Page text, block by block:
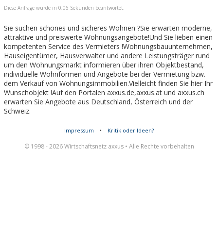
Diese Anfrage wurde in 0,06 Sekunden beantwortet.
Sie suchen schönes und sicheres Wohnen ?Sie erwarten moderne,
attraktive und preiswerte Wohnungsangebote!Und Sie lieben einen
kompetenten Service des Vermieters !Wohnungsbauunternehmen,
Hauseigentümer, Hausverwalter und andere Leistungsträger rund
um den Wohnungsmarkt informieren über ihren Objektbestand,
individuelle Wohnformen und Angebote bei der Vermietung bzw.
dem Verkauf von Wohnungsimmobilien.Vielleicht finden Sie hier Ihr
Wunschobjekt !Auf den Portalen axxus.de,axxus.at und axxus.ch
erwarten Sie Angebote aus Deutschland, Österreich und der
Schweiz.
Impressum • Kritik oder Ideen?
© 1998 - 2026 Wirtschaftsnetz axxus • Alle Rechte vorbehalten